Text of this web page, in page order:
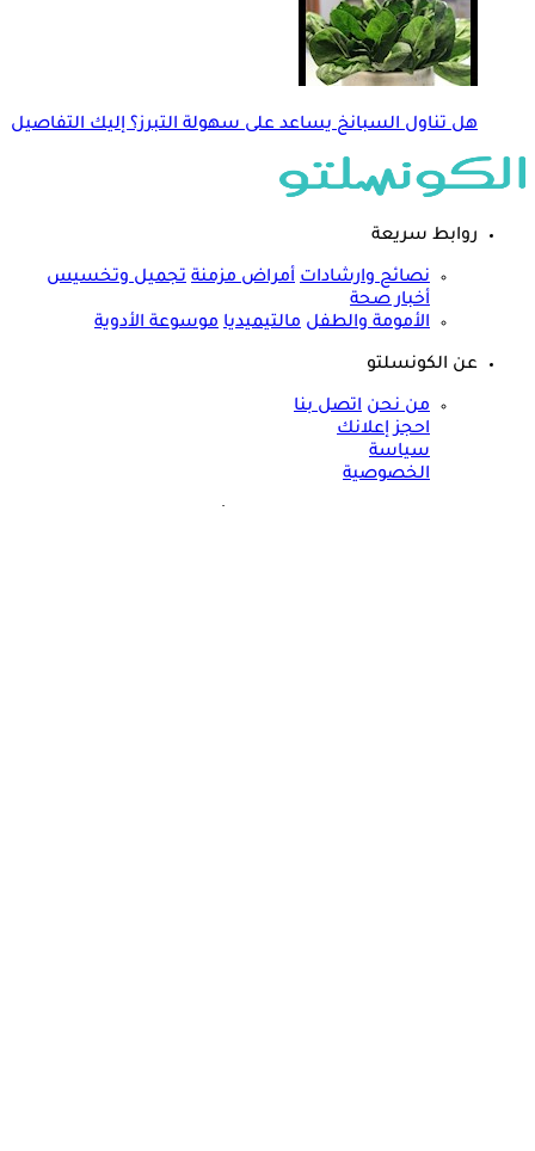
هل تناول السبانخ يساعد على سهولة التبرز؟ إليك التفاصيل
روابط سريعة
نصائح وارشادات أمراض مزمنة تجميل وتخسيس
أخبار صحة
الأمومة والطفل مالتيميديا موسوعة الأدوية
عن الكونسلتو
من نحن اتصل بنا
احجز إعلانك
سياسة
الخصوصية